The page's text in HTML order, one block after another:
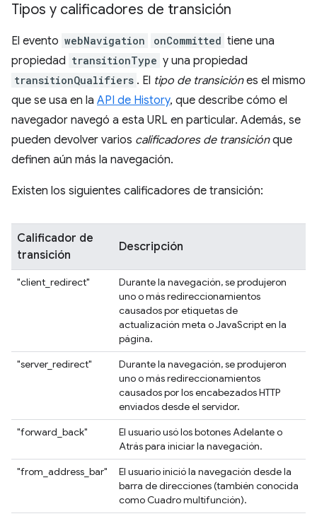
Tipos y calificadores de transición
El evento webNavigation onCommitted tiene una
propiedad transitionType y una propiedad
transitionQualifiers . El tipo de transiciónes el mismo
que se usa en la API de History, que describe cómo el
navegador navegó a esta URL en particular. Además, se
pueden devolver varios calificadores de transiciónque
definen aún más la navegación.
Existen los siguientes calificadores de transición:
Calificador de
transición
Descripción
"client_redirect"
Durante la navegación, se produjeron
uno o más redireccionamientos
causados por etiquetas de
actualización meta o JavaScript en la
página.
"server_redirect"
Durante la navegación, se produjeron
uno o más redireccionamientos
causados por los encabezados HTTP
enviados desde el servidor.
"forward_back"
El usuario usó los botones Adelante o
Atrás para iniciar la navegación.
"from_address_bar"
El usuario inició la navegación desde la
barra de direcciones (también conocida
como Cuadro multifunción).